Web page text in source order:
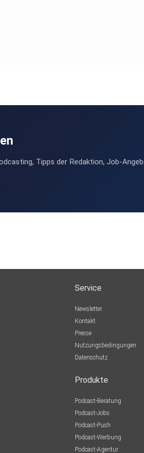
Tipps der Redaktion, Job-
Service
Newsletter
Kontakt
Presse
Nutzungsbedingungen
Datenschutz
Produkte
Podcast-Beratung
Podcast-Jobs
Podcast-Push
Podcast-Werbung
Podcast-Agentur